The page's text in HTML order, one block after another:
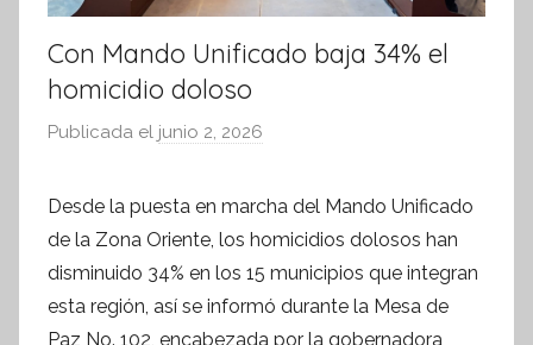
Con Mando Unificado baja 34% el
homicidio doloso
Publicada el junio 2, 2026
r
n
t
Desde la puesta en marcha del Mando Unificado
de la Zona Oriente, los homicidios dolosos han
disminuido 34% en los 15 municipios que integran
esta región, así se informó durante la Mesa de
Paz No. 102, encabezada por la gobernadora